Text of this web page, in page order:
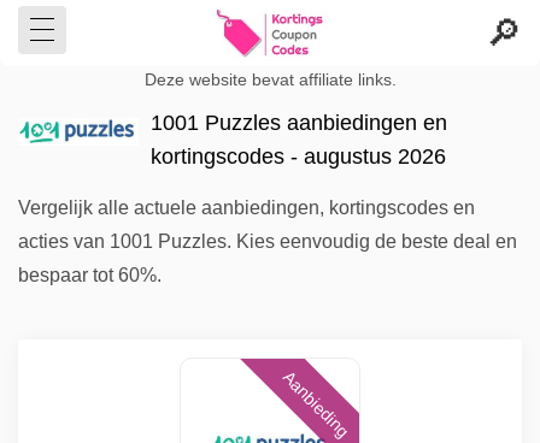
Deze website bevat affiliate links.
1001 Puzzles aanbiedingen en
kortingscodes - augustus 2026
Vergelijk alle actuele aanbiedingen, kortingscodes en
acties van 1001 Puzzles. Kies eenvoudig de beste deal en
bespaar tot 60%.
Aanbieding